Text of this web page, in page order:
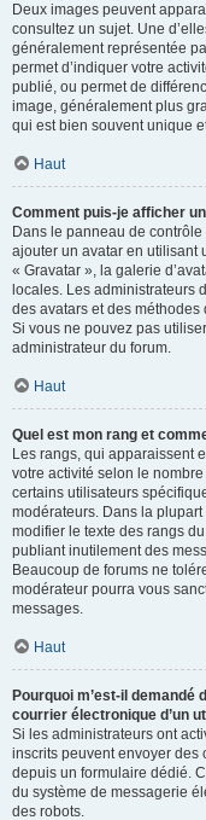
Deux images peuvent
consultez un sujet. Une
généralement représentée
permet d’indiquer votre
publié, ou permet de
image, généralement plus
qui est bien souvent unique
Haut
Comment puis-je afficher
Dans le panneau de
ajouter un avatar en utilisant
« Gravatar », la galerie
locales. Les administrateurs
des avatars et des
Si vous ne pouvez pas
administrateur du forum.
Haut
Quel est mon rang et
Les rangs, qui apparaissent
votre activité selon le
certains utilisateurs
modérateurs. Dans la
modifier le texte des rangs
publiant inutilement des
Beaucoup de forums ne
modérateur pourra vous
messages.
Haut
Pourquoi m’est-il
courrier électronique d’un
Si les administrateurs ont
inscrits peuvent envoyer des
depuis un formulaire dédié.
du système de messagerie
des robots.